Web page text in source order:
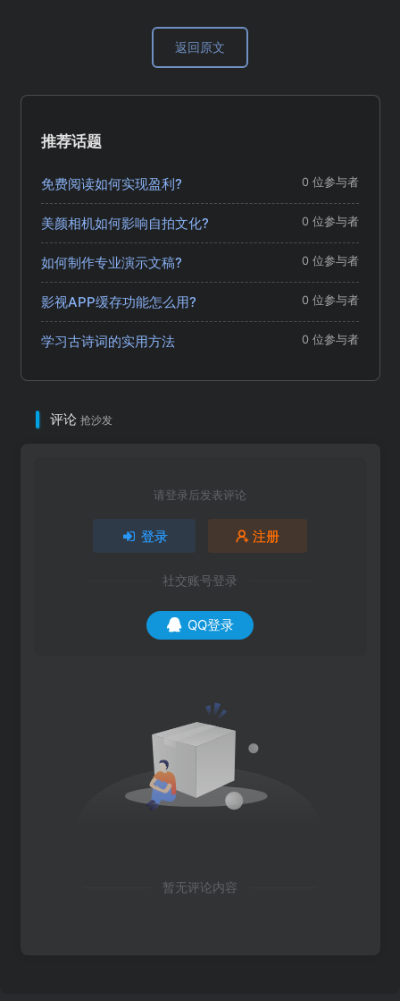
返回原文
推荐话题
免费阅读如何实现盈利? 0 位参与者
美颜相机如何影响自拍文化? 0 位参与者
如何制作专业演示文稿? 0 位参与者
影视APP缓存功能怎么用? 0 位参与者
学习古诗词的实用方法 0 位参与者
评论 抢沙发
请登录后发表评论
登录 注册
社交账号登录
QQ登录
暂无评论内容